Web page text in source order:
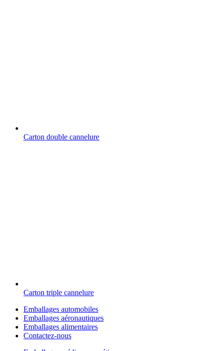
Carton double cannelure
Carton triple cannelure
Emballages automobiles
Emballages aéronautiques
Emballages alimentaires
Contactez-nous